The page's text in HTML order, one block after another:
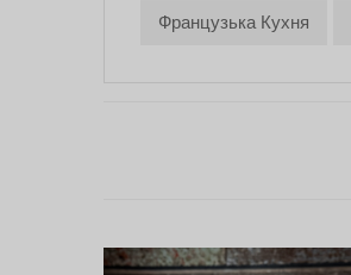
Французька Кухня